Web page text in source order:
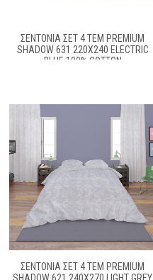
ΣΕΝΤΌΝΙΑ ΣΕΤ 4 ΤΕΜ PREMIUM
SHADOW 631 220X240 ELECTRIC
BLUE 100% COTTON
ΣΕΝΤΌΝΙΑ ΣΕΤ 4 ΤΕΜ PREMIUM